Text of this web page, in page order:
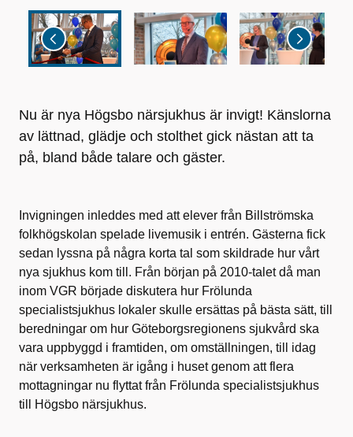
Nu är nya Högsbo närsjukhus är invigt! Känslorna
av lättnad, glädje och stolthet gick nästan att ta
på, bland både talare och gäster.
Invigningen inleddes med att elever från Billströmska
folkhögskolan spelade livemusik i entrén. Gästerna fick
sedan lyssna på några korta tal som skildrade hur vårt
nya sjukhus kom till. Från början på 2010-talet då man
inom VGR började diskutera hur Frölunda
specialistsjukhus lokaler skulle ersättas på bästa sätt, till
beredningar om hur Göteborgsregionens sjukvård ska
vara uppbyggd i framtiden, om omställningen, till idag
när verksamheten är igång i huset genom att flera
mottagningar nu flyttat från Frölunda specialistsjukhus
till Högsbo närsjukhus.